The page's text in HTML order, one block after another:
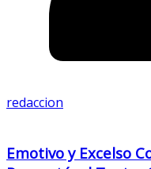
redaccion
Emotivo y Excelso